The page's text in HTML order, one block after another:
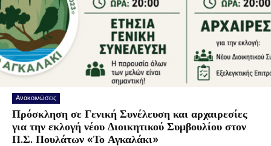
Ανακοινώσεις
Πρόσκληση σε Γενική Συνέλευση και αρχαιρεσίες
για την εκλογή νέου Διοικητικού Συμβουλίου στον
Π.Σ. Πουλάτων «Το Αγκαλάκι»